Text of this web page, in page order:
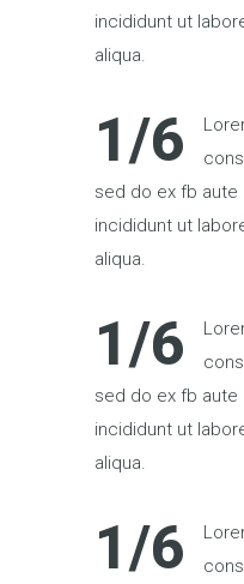
incididunt ut
aliqua.
1/6
sed do ex fb
incididunt ut
aliqua.
1/6
sed do ex fb
incididunt ut
aliqua.
1/6